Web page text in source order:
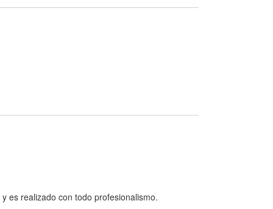
es realizado con todo profesionalismo.